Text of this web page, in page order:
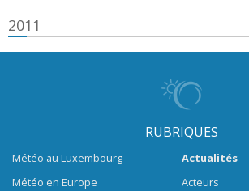
2011
RUBRIQUES
Météo au Luxembourg
Météo en Europe
Actualités
Acteurs